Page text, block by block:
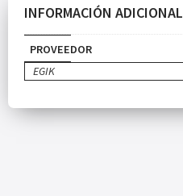
INFORMACIÓN ADICIONAL
PROVEEDOR
EGIK